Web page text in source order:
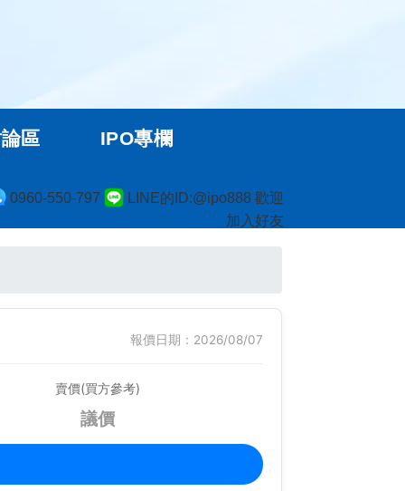
0960-550-797
LINE的ID:@ipo888 歡迎
加入好友
區 IPO專欄
報價日期：2026/08/07
賣價(買方參考)
議價